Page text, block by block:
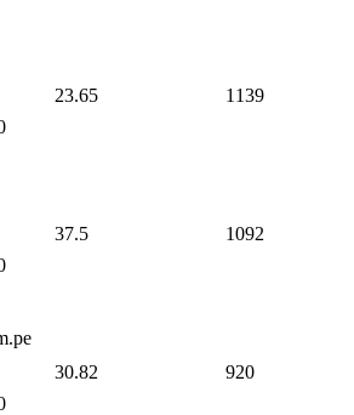
23.65 1139
37.5 1092
30.82 920